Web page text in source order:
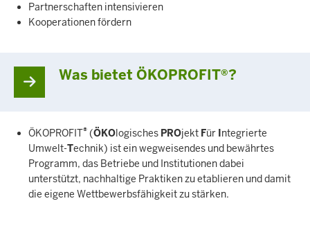
Partnerschaften intensivieren
Kooperationen fördern
Was bietet ÖKOPROFIT®?
ÖKOPROFIT® (ÖKOlogisches PROjekt Für Integrierte
Umwelt-Technik) ist ein wegweisendes und bewährtes
Programm, das Betriebe und Institutionen dabei
unterstützt, nachhaltige Praktiken zu etablieren und damit
die eigene Wettbewerbsfähigkeit zu stärken.